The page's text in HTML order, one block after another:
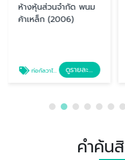
ห้างหุ้นส่วนจำกัด พนม
ค้าเหล็ก (2006)
ท่อกัลวาไนซ์คุณภาพ มอก. ดูรายละเอียด
คำค้น